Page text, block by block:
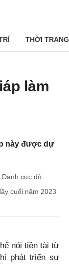
THỜI TRANG
làm
này được dự
Danh cực đỏ
cuối năm 2023
nói tiền tài từ
phát triển sự